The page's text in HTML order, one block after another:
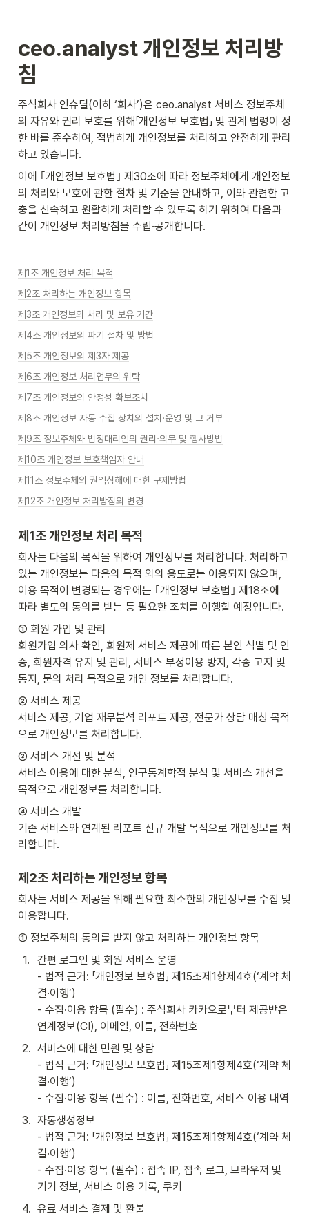
ceo.analyst 개인정보 처리방
침
주식회사 인슈딜(이하 ‘회사’)은 ceo.analyst 서비스 정보주체
의 자유와 권리 보호를 위해「개인정보 보호법」 및 관계 법령이 정
한 바를 준수하여, 적법하게 개인정보를 처리하고 안전하게 관리
하고 있습니다.
이에 ｢개인정보 보호법｣ 제30조에 따라 정보주체에게 개인정보
의 처리와 보호에 관한 절차 및 기준을 안내하고, 이와 관련한 고
충을 신속하고 원활하게 처리할 수 있도록 하기 위하여 다음과
같이 개인정보 처리방침을 수립·공개합니다.
제1조 개인정보 처리 목적
제2조 처리하는 개인정보 항목
제3조 개인정보의 처리 및 보유 기간
제4조 개인정보의 파기 절차 및 방법
제5조 개인정보의 제3자 제공
제6조 개인정보 처리업무의 위탁
제7조 개인정보의 안정성 확보조치
제8조 개인정보 자동 수집 장치의 설치·운영 및 그 거부
제9조 정보주체와 법정대리인의 권리·의무 및 행사방법
제10조 개인정보 보호책임자 안내
제11조 정보주체의 권익침해에 대한 구제방법
제12조 개인정보 처리방침의 변경
제1조 개인정보 처리 목적
회사는 다음의 목적을 위하여 개인정보를 처리합니다. 처리하고
있는 개인정보는 다음의 목적 외의 용도로는 이용되지 않으며,
이용 목적이 변경되는 경우에는 ｢개인정보 보호법｣ 제18조에
따라 별도의 동의를 받는 등 필요한 조치를 이행할 예정입니다.
① 회원 가입 및 관리
회원가입 의사 확인, 회원제 서비스 제공에 따른 본인 식별 및 인
증, 회원자격 유지 및 관리, 서비스 부정이용 방지, 각종 고지 및
통지, 문의 처리 목적으로 개인 정보를 처리합니다.
② 서비스 제공
서비스 제공, 기업 재무분석 리포트 제공, 전문가 상담 매칭 목적
으로 개인정보를 처리합니다.
③ 서비스 개선 및 분석
서비스 이용에 대한 분석, 인구통계학적 분석 및 서비스 개선을
목적으로 개인정보를 처리합니다.
④ 서비스 개발
기존 서비스와 연계된 리포트 신규 개발 목적으로 개인정보를 처
리합니다.
제2조 처리하는 개인정보 항목
회사는 서비스 제공을 위해 필요한 최소한의 개인정보를 수집 및
이용합니다.
① 정보주체의 동의를 받지 않고 처리하는 개인정보 항목
1.
간편 로그인 및 회원 서비스 운영
- 법적 근거: 「개인정보 보호법」 제15조제1항제4호(‘계약 체
결·이행’)
- 수집·이용 항목 (필수) : 주식회사 카카오로부터 제공받은
연계정보(CI), 이메일, 이름, 전화번호
2. 서비스에 대한 민원 및 상담
- 법적 근거: 「개인정보 보호법」 제15조제1항제4호(‘계약 체
결·이행’)
- 수집·이용 항목 (필수) : 이름, 전화번호, 서비스 이용 내역
3. 자동생성정보
- 법적 근거: 「개인정보 보호법」 제15조제1항제4호(‘계약 체
결·이행’)
- 수집·이용 항목 (필수) : 접속 IP, 접속 로그, 브라우저 및
기기 정보, 서비스 이용 기록, 쿠키
4. 유료 서비스 결제 및 환불